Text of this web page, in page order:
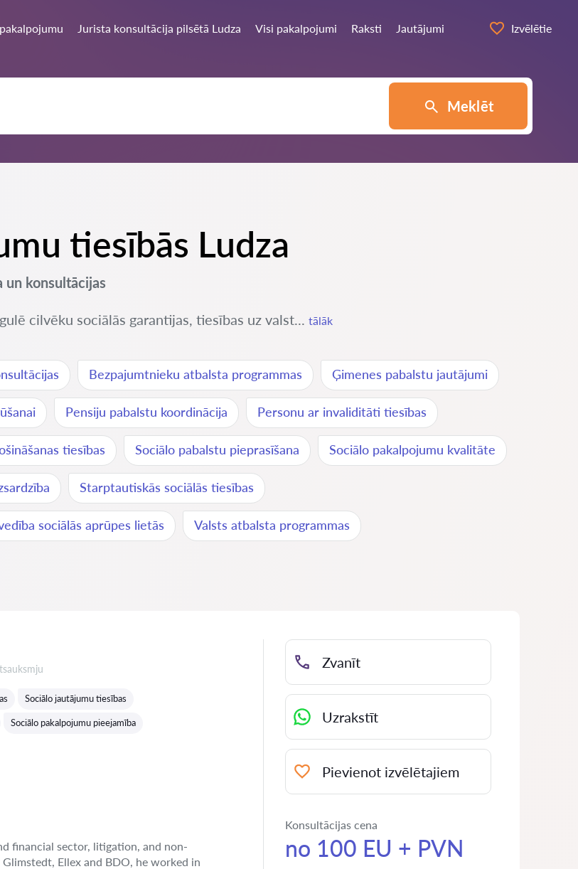
Jurista konsultācija pilsētā Ludza Visi pakalpojumi Raksti Jautājumi Izvēlētie
Meklēt
tiesībās Ludza
un konsultācijas
cilvēku sociālās garantijas, tiesības uz valst... tālāk
Bezpajumtnieku atbalsta programmas Ģimenes pabalstu jautājumi
Pensiju pabalstu koordinācija Personu ar invaliditāti tiesības
tiesības Sociālo pabalstu pieprasīšana Sociālo pakalpojumu kvalitāte
Starptautiskās sociālās tiesības
sociālās aprūpes lietās Valsts atbalsta programmas
Sociālo jautājumu tiesības
Sociālo pakalpojumu pieejamība
financial sector, litigation, and non-
Ellex and BDO, he worked in
Zvanīt
Uzrakstīt
Pievienot izvēlētajiem
Konsultācijas cena
no 100 EU + PVN